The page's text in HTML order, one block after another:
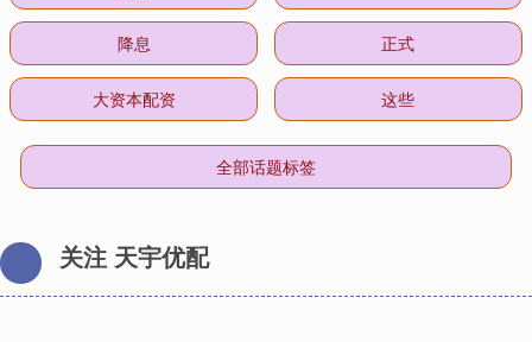
降息 正式
大资本配资 这些
全部话题标签
关注 天宇优配